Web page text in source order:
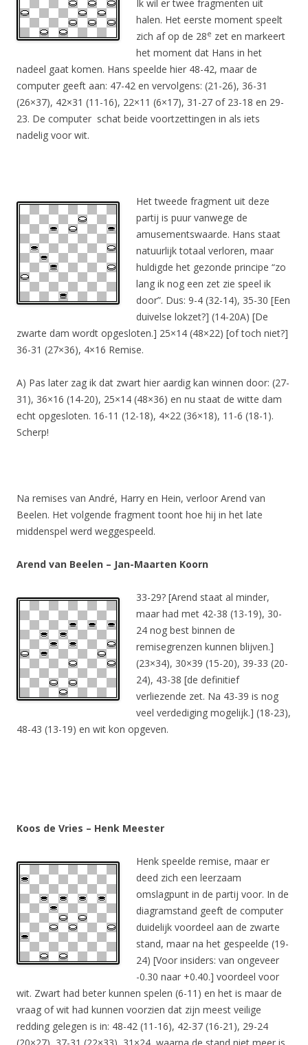
Ik wil er twee fragmenten uit
halen. Het eerste moment speelt
zich af op de 28e zet en markeert
het moment dat Hans in het
nadeel gaat komen. Hans speelde hier 48-42, maar de
computer geeft aan: 47-42 en vervolgens: (21-26), 36-31
(26×37), 42×31 (11-16), 22×11 (6×17), 31-27 of 23-18 en 29-
23. De computer schat beide voortzettingen in als iets
nadelig voor wit.
Het tweede fragment uit deze
partij is puur vanwege de
amusementswaarde. Hans staat
natuurlijk totaal verloren, maar
huldigde het gezonde principe “zo
lang ik nog een zet zie speel ik
door”. Dus: 9-4 (32-14), 35-30 [Een
duivelse lokzet?] (14-20A) [De
zwarte dam wordt opgesloten.] 25×14 (48×22) [of toch niet?]
36-31 (27×36), 4×16 Remise.
A) Pas later zag ik dat zwart hier aardig kan winnen door: (27-
31), 36×16 (14-20), 25×14 (48×36) en nu staat de witte dam
echt opgesloten. 16-11 (12-18), 4×22 (36×18), 11-6 (18-1).
Scherp!
Na remises van André, Harry en Hein, verloor Arend van
Beelen. Het volgende fragment toont hoe hij in het late
middenspel werd weggespeeld.
Arend van Beelen – Jan-Maarten Koorn
33-29? [Arend staat al minder,
maar had met 42-38 (13-19), 30-
24 nog best binnen de
remisegrenzen kunnen blijven.]
(23×34), 30×39 (15-20), 39-33 (20-
24), 43-38 [de definitief
verliezende zet. Na 43-39 is nog
veel verdediging mogelijk.] (18-23),
48-43 (13-19) en wit kon opgeven.
Koos de Vries – Henk Meester
Henk speelde remise, maar er
deed zich een leerzaam
omslagpunt in de partij voor. In de
diagramstand geeft de computer
duidelijk voordeel aan de zwarte
stand, maar na het gespeelde (19-
24) [Voor insiders: van ongeveer
-0.30 naar +0.40.] voordeel voor
wit. Zwart had beter kunnen spelen (6-11) en het is maar de
vraag of wit had kunnen voorzien dat zijn meest veilige
redding gelegen is in: 48-42 (11-16), 42-37 (16-21), 29-24